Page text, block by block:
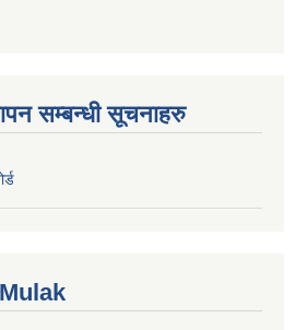
सम्बन्धी सूचनाहरु